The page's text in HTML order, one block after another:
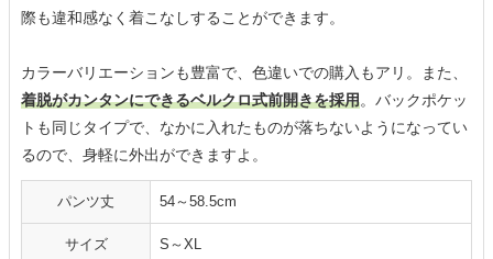
際も違和感なく着こなしすることができます。
カラーバリエーションも豊富で、色違いでの購入もアリ。また、
着脱がカンタンにできるベルクロ式前開きを採用。バックポケッ
トも同じタイプで、なかに入れたものが落ちないようになってい
るので、身軽に外出ができますよ。
パンツ丈 54～58.5cm
サイズ S～XL